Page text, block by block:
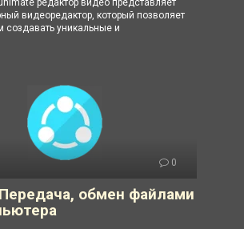
редактор видео представляет
видеоредактор, который позволяет
создавать уникальные и
0
Передача, обмен файлами